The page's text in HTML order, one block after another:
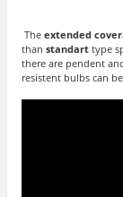
The extended
than standart type
there are pendent
resistent bulbs can